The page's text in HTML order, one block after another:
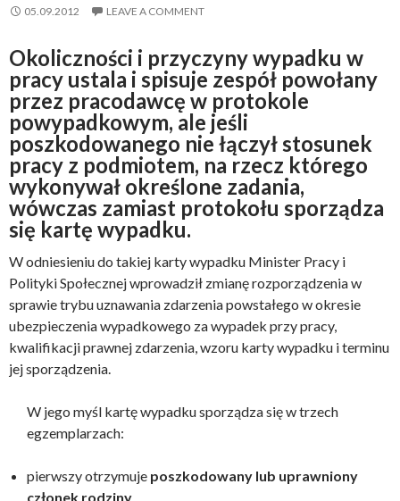
05.09.2012 LEAVE A COMMENT
Okoliczności i przyczyny wypadku w
pracy ustala i spisuje zespół powołany
przez pracodawcę w protokole
powypadkowym, ale jeśli
poszkodowanego nie łączył stosunek
pracy z podmiotem, na rzecz którego
wykonywał określone zadania,
wówczas zamiast protokołu sporządza
się kartę wypadku.
W odniesieniu do takiej karty wypadku Minister Pracy i
Polityki Społecznej wprowadził zmianę rozporządzenia w
sprawie trybu uznawania zdarzenia powstałego w okresie
ubezpieczenia wypadkowego za wypadek przy pracy,
kwalifikacji prawnej zdarzenia, wzoru karty wypadku i terminu
jej sporządzenia.
W jego myśl kartę wypadku sporządza się w trzech
egzemplarzach:
pierwszy otrzymuje poszkodowany lub uprawniony
członek rodziny,